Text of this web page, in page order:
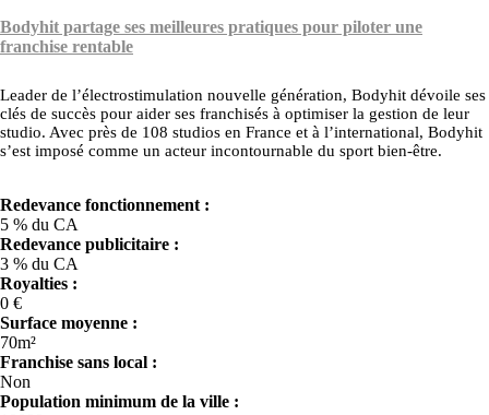
Bodyhit partage ses meilleures pratiques pour piloter une
franchise rentable
Leader de l’électrostimulation nouvelle génération, Bodyhit dévoile ses
clés de succès pour aider ses franchisés à optimiser la gestion de leur
studio. Avec près de 108 studios en France et à l’international, Bodyhit
s’est imposé comme un acteur incontournable du sport bien-être.
Redevance fonctionnement :
5 % du CA
Redevance publicitaire :
3 % du CA
Royalties :
0 €
Surface moyenne :
70m²
Franchise sans local :
Non
Population minimum de la ville :